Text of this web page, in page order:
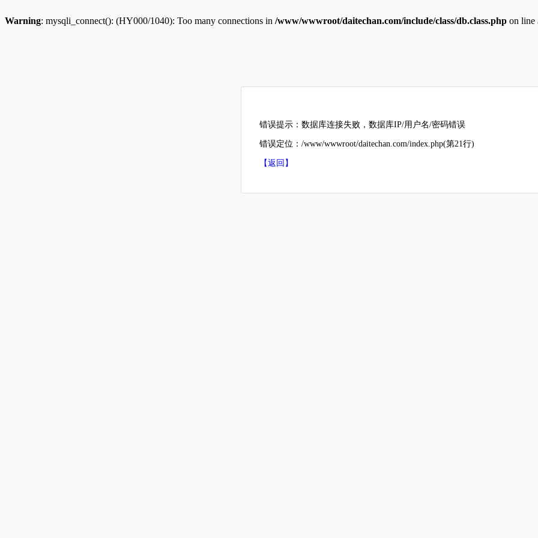
Warning: mysqli_connect(): (HY000/1040): Too many connections in /www/wwwroot/daitechan.com/include/class/db.class.php on line
错误提示：数据库连接失败，数据库IP/用户名/密码错误
错误定位：/www/wwwroot/daitechan.com/index.php(第21行)
【返回】